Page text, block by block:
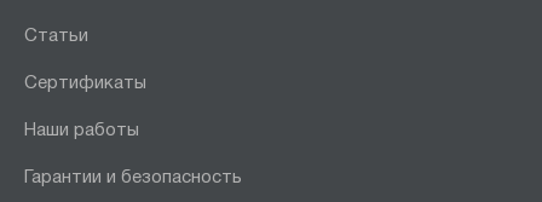
Статьи
Сертификаты
Наши работы
Гарантии и безопасность